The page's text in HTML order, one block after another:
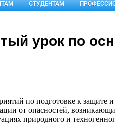
СТУДЕНТАМ
урок по
по подготовке к защите
от опасностей,
природного и